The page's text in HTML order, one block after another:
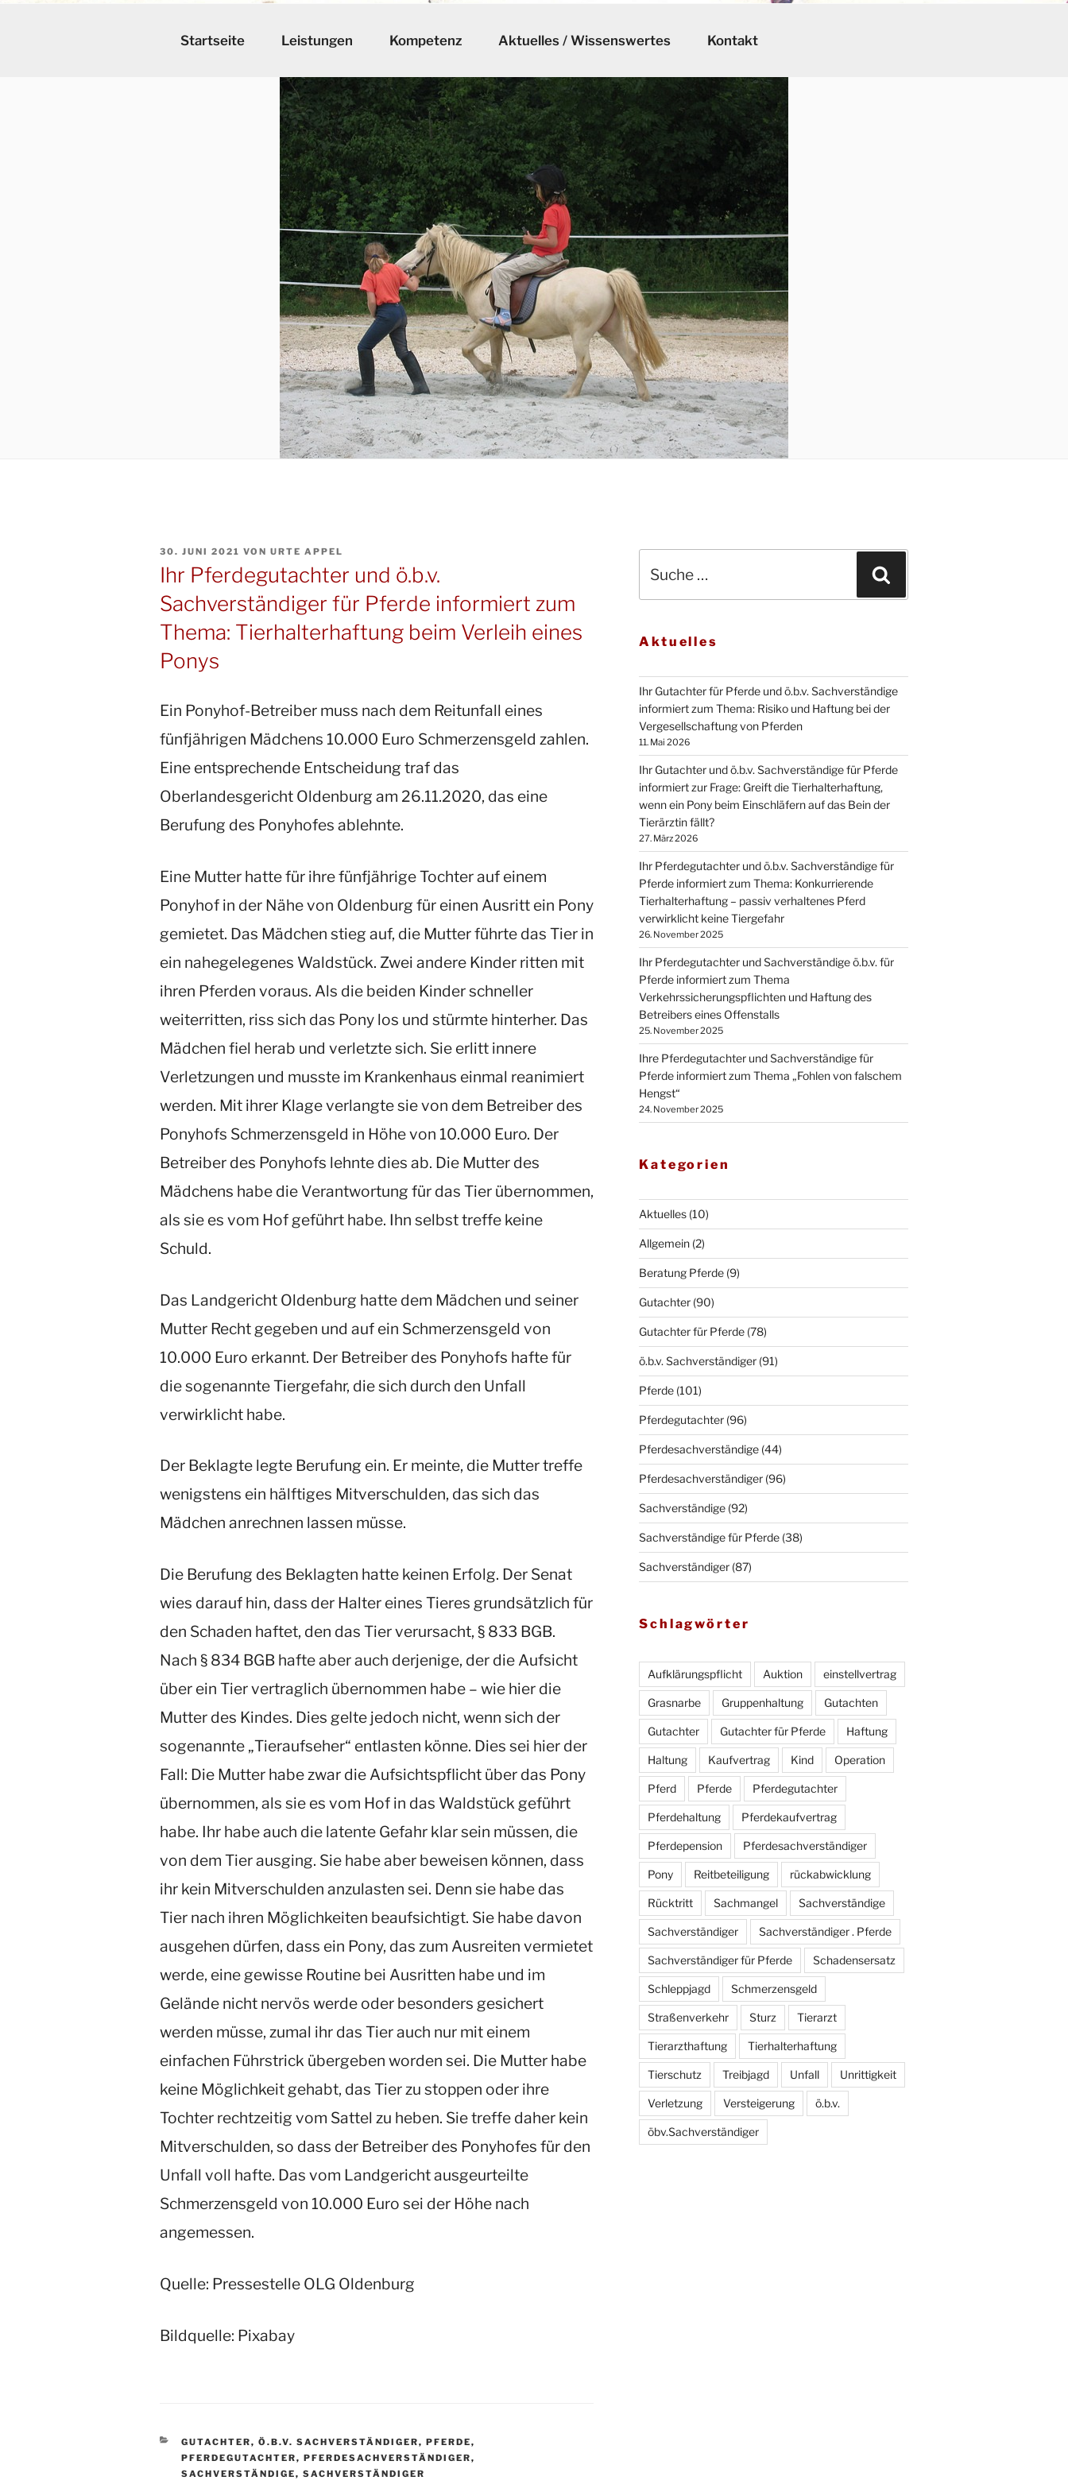
Startseite Leistungen Kompetenz Aktuelles / Wissenswertes Kontakt
VERÖFFENTLICHT
AM
30. JUNI 2021 VON URTE APPEL
Ihr Pferdegutachter und ö.b.v.
Sachverständiger für Pferde informiert zum
Thema: Tierhalterhaftung beim Verleih eines
Ponys
Ein Ponyhof-Betreiber muss nach dem Reitunfall eines
fünfjährigen Mädchens 10.000 Euro Schmerzensgeld zahlen.
Eine entsprechende Entscheidung traf das
Oberlandesgericht Oldenburg am 26.11.2020, das eine
Berufung des Ponyhofes ablehnte.
Eine Mutter hatte für ihre fünfjährige Tochter auf einem
Ponyhof in der Nähe von Oldenburg für einen Ausritt ein Pony
gemietet. Das Mädchen stieg auf, die Mutter führte das Tier in
ein nahegelegenes Waldstück. Zwei andere Kinder ritten mit
ihren Pferden voraus. Als die beiden Kinder schneller
weiterritten, riss sich das Pony los und stürmte hinterher. Das
Mädchen fiel herab und verletzte sich. Sie erlitt innere
Verletzungen und musste im Krankenhaus einmal reanimiert
werden. Mit ihrer Klage verlangte sie von dem Betreiber des
Ponyhofs Schmerzensgeld in Höhe von 10.000 Euro. Der
Betreiber des Ponyhofs lehnte dies ab. Die Mutter des
Mädchens habe die Verantwortung für das Tier übernommen,
als sie es vom Hof geführt habe. Ihn selbst treffe keine
Schuld.
Das Landgericht Oldenburg hatte dem Mädchen und seiner
Mutter Recht gegeben und auf ein Schmerzensgeld von
10.000 Euro erkannt. Der Betreiber des Ponyhofs hafte für
die sogenannte Tiergefahr, die sich durch den Unfall
verwirklicht habe.
Der Beklagte legte Berufung ein. Er meinte, die Mutter treffe
wenigstens ein hälftiges Mitverschulden, das sich das
Mädchen anrechnen lassen müsse.
Die Berufung des Beklagten hatte keinen Erfolg. Der Senat
wies darauf hin, dass der Halter eines Tieres grundsätzlich für
den Schaden haftet, den das Tier verursacht, § 833 BGB.
Nach § 834 BGB hafte aber auch derjenige, der die Aufsicht
über ein Tier vertraglich übernommen habe – wie hier die
Mutter des Kindes. Dies gelte jedoch nicht, wenn sich der
sogenannte „Tieraufseher“ entlasten könne. Dies sei hier der
Fall: Die Mutter habe zwar die Aufsichtspflicht über das Pony
übernommen, als sie es vom Hof in das Waldstück geführt
habe. Ihr habe auch die latente Gefahr klar sein müssen, die
von dem Tier ausging. Sie habe aber beweisen können, dass
ihr kein Mitverschulden anzulasten sei. Denn sie habe das
Tier nach ihren Möglichkeiten beaufsichtigt. Sie habe davon
ausgehen dürfen, dass ein Pony, das zum Ausreiten vermietet
werde, eine gewisse Routine bei Ausritten habe und im
Gelände nicht nervös werde oder besonders gesichert
werden müsse, zumal ihr das Tier auch nur mit einem
einfachen Führstrick übergeben worden sei. Die Mutter habe
keine Möglichkeit gehabt, das Tier zu stoppen oder ihre
Tochter rechtzeitig vom Sattel zu heben. Sie treffe daher kein
Mitverschulden, so dass der Betreiber des Ponyhofes für den
Unfall voll hafte. Das vom Landgericht ausgeurteilte
Schmerzensgeld von 10.000 Euro sei der Höhe nach
angemessen.
Quelle: Pressestelle OLG Oldenburg
Bildquelle: Pixabay
KATEGORIEN
GUTACHTER,Ö.B.V. SACHVERSTÄNDIGER,PFERDE,
PFERDEGUTACHTER,PFERDESACHVERSTÄNDIGER,
SACHVERSTÄNDIGE,SACHVERSTÄNDIGER
nach:
Aktuelles
Ihr Gutachter für Pferde und ö.b.v. Sachverständige
informiert zum Thema: Risiko und Haftung bei der
Vergesellschaftung von Pferden
11. Mai 2026
Ihr Gutachter und ö.b.v. Sachverständige für Pferde
informiert zur Frage: Greift die Tierhalterhaftung,
wenn ein Pony beim Einschläfern auf das Bein der
Tierärztin fällt?
27. März 2026
Ihr Pferdegutachter und ö.b.v. Sachverständige für
Pferde informiert zum Thema: Konkurrierende
Tierhalterhaftung – passiv verhaltenes Pferd
verwirklicht keine Tiergefahr
26. November 2025
Ihr Pferdegutachter und Sachverständige ö.b.v. für
Pferde informiert zum Thema
Verkehrssicherungspflichten und Haftung des
Betreibers eines Offenstalls
25. November 2025
Ihre Pferdegutachter und Sachverständige für
Pferde informiert zum Thema „Fohlen von falschem
Hengst“
24. November 2025
Kategorien
Aktuelles(10)
Allgemein(2)
Beratung Pferde(9)
Gutachter(90)
Gutachter für Pferde(78)
ö.b.v. Sachverständiger(91)
Pferde(101)
Pferdegutachter(96)
Pferdesachverständige(44)
Pferdesachverständiger(96)
Sachverständige(92)
Sachverständige für Pferde(38)
Sachverständiger(87)
Schlagwörter
Aufklärungspflicht Auktion einstellvertrag
Grasnarbe Gruppenhaltung Gutachten
Gutachter Gutachter für Pferde Haftung
Haltung Kaufvertrag Kind Operation
Pferd Pferde Pferdegutachter
Pferdehaltung Pferdekaufvertrag
Pferdepension Pferdesachverständiger
Pony Reitbeteiligung rückabwicklung
Rücktritt Sachmangel Sachverständige
Sachverständiger Sachverständiger . Pferde
Sachverständiger für Pferde Schadensersatz
Schleppjagd Schmerzensgeld
Straßenverkehr Sturz Tierarzt
Tierarzthaftung Tierhalterhaftung
Tierschutz Treibjagd Unfall Unrittigkeit
Verletzung Versteigerung ö.b.v.
öbv.Sachverständiger